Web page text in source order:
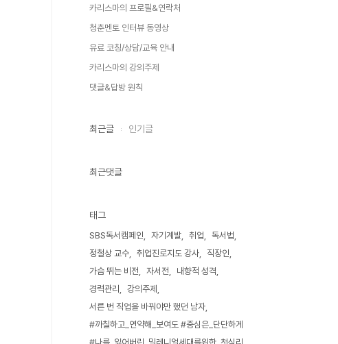
카리스마의 프로필&연락처
청춘멘토 인터뷰 동영상
유료 코칭/상담/교육 안내
카리스마의 강의주제
댓글&답방 원칙
최근글 인기글
최근댓글
태그
SBS독서캠페인 자기계발 취업
독서법
정철상 교수
취업진로지도 강사
직장인
가슴 뛰는 비전
자서전
내향적 성격
경력관리
강의주제
서른 번 직업을 바꿔야만 했던 남자
#까칠하고_연약해_보여도 #중심은_단단하게